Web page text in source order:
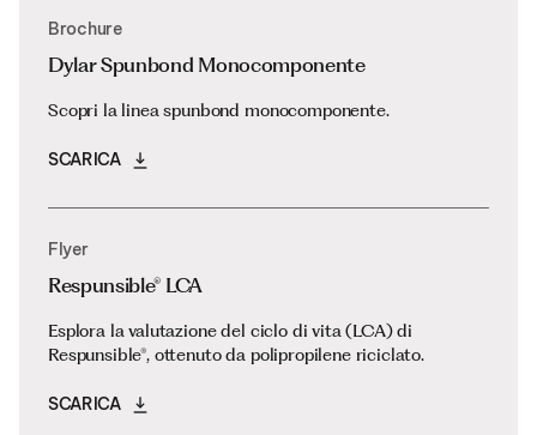
Brochure
Dylar Spunbond Monocomponente
Scopri la linea spunbond monocomponente.
SCARICA
Flyer
Respunsible® LCA
Esplora la valutazione del ciclo di vita (LCA) di
Respunsible®, ottenuto da polipropilene riciclato.
SCARICA